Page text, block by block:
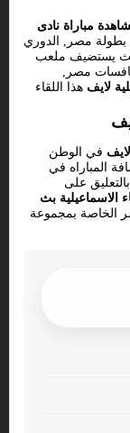
مباراة نادى
مصر, الدوري
بتوقيت مصر. حيث يستضيف ملعب
مصر,
لايف هذا اللقاء
في الوطن
سبورت 2 ويتم إستضافة المباراه في
على
الاسماعيلية بث
الخاصة بمجموعة